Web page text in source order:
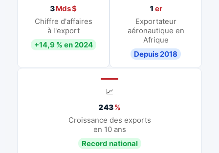
3Mds $
Chiffre d'affaires
à l'export
+14,9 % en 2024
1 er
Exportateur
aéronautique en
Afrique
Depuis 2018
📈
243%
Croissance des exports
en 10 ans
Record national